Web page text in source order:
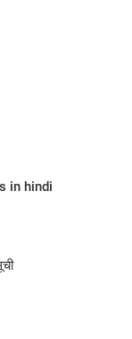
in hindi